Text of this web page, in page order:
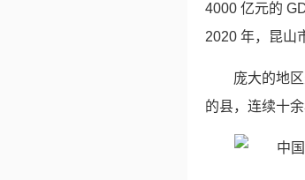
4000 亿元的
2020 年，昆山
庞大的地
的县，连续十